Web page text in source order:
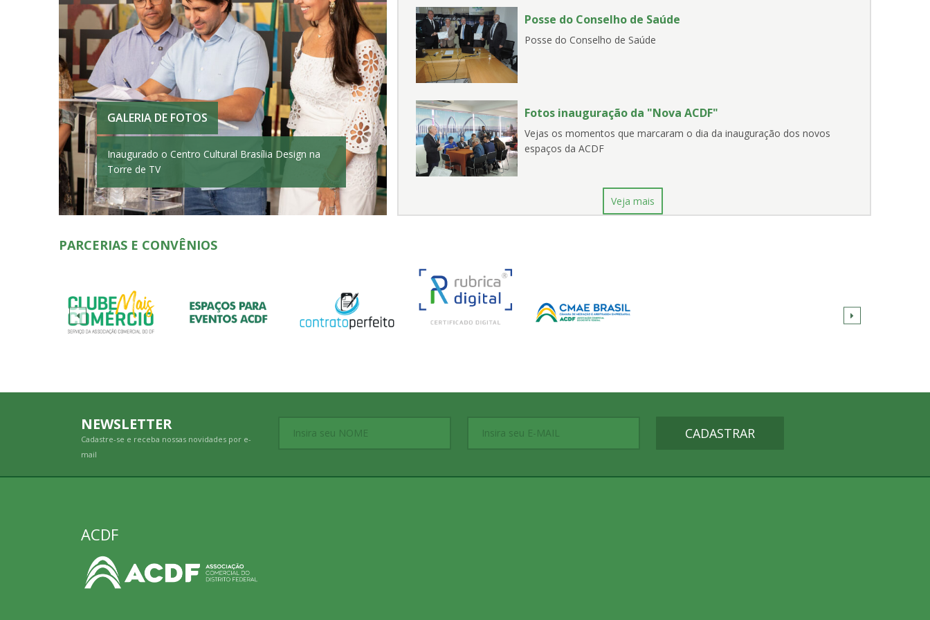
GALERIA DE FOTOS
Inaugurado o Centro Cultural Brasília Design na
Torre de TV
Posse do Conselho de Saúde
Posse do Conselho de Saúde
Fotos inauguração da "Nova ACDF"
Vejas os momentos que marcaram o dia da inauguração dos novos
espaços da ACDF
Veja mais
PARCERIAS E CONVÊNIOS
NEWSLETTER
Cadastre-se e receba nossas novidades por e-
mail
CADASTRAR
ACDF